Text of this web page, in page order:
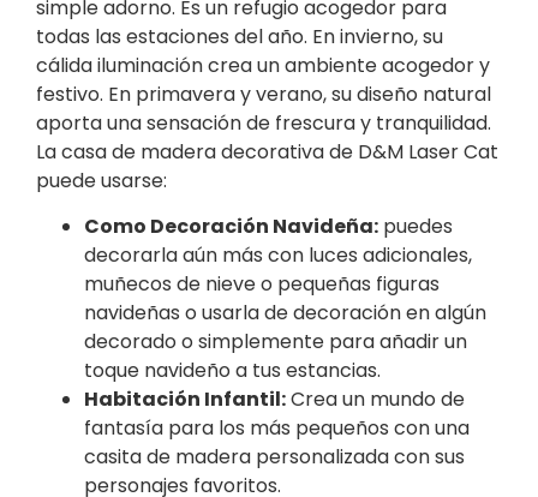
simple adorno. Es un refugio acogedor para
todas las estaciones del año. En invierno, su
cálida iluminación crea un ambiente acogedor y
festivo. En primavera y verano, su diseño natural
aporta una sensación de frescura y tranquilidad.
La casa de madera decorativa de D&M Laser Cat
puede usarse:
Como Decoración Navideña: puedes
decorarla aún más con luces adicionales,
muñecos de nieve o pequeñas figuras
navideñas o usarla de decoración en algún
decorado o simplemente para añadir un
toque navideño a tus estancias.
Habitación Infantil:Crea un mundo de
fantasía para los más pequeños con una
casita de madera personalizada con sus
personajes favoritos.